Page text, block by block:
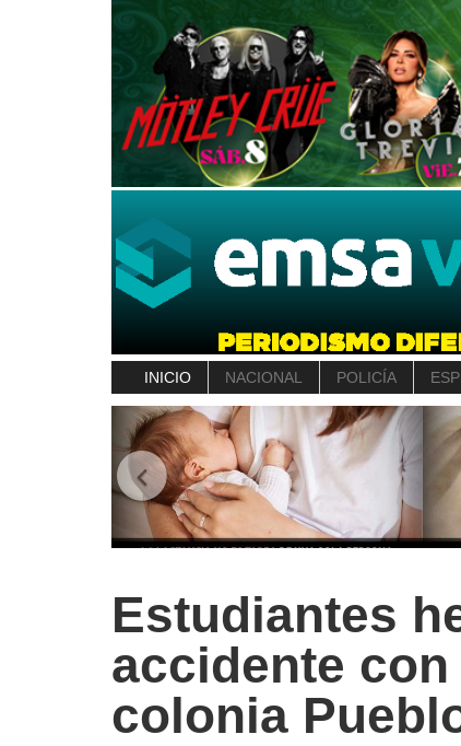
INICIO NACIONAL POLICÍA
Estudiantes
accidente
colonia